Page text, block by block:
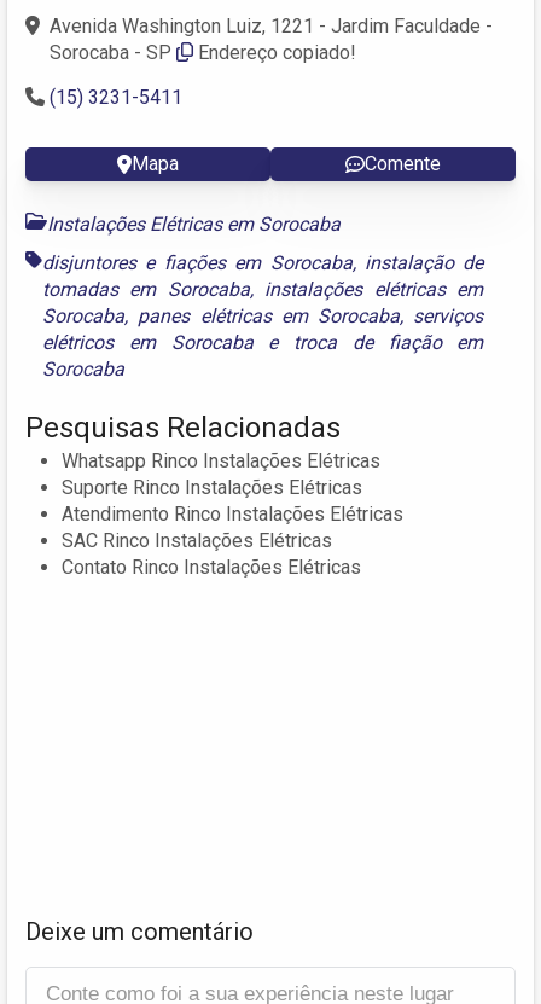
Avenida Washington Luiz, 1221 - Jardim Faculdade -
Sorocaba - SP
Endereço copiado!
(15) 3231-5411
Mapa Comente
Instalações Elétricas em Sorocaba
disjuntores e fiações em Sorocaba, instalação de
tomadas em Sorocaba, instalações elétricas em
Sorocaba, panes elétricas em Sorocaba, serviços
elétricos em Sorocabae
troca de fiação em
Sorocaba
Pesquisas Relacionadas
Whatsapp Rinco Instalações Elétricas
Suporte Rinco Instalações Elétricas
Atendimento Rinco Instalações Elétricas
SAC Rinco Instalações Elétricas
Contato Rinco Instalações Elétricas
Deixe um comentário